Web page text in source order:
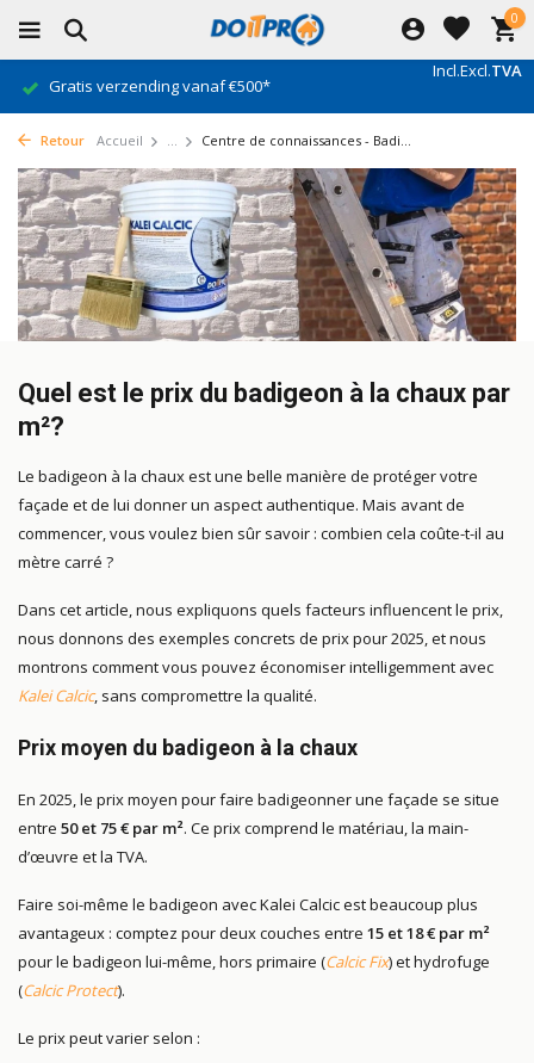
0
Incl.Excl.TVA
Gratis verzending vanaf €500*
Retour Accueil ... Centre de connaissances - Badi...
Quel est le prix du badigeon à la chaux par
m²?
Le badigeon à la chaux est une belle manière de protéger votre
façade et de lui donner un aspect authentique. Mais avant de
commencer, vous voulez bien sûr savoir : combien cela coûte-t-il au
mètre carré ?
Dans cet article, nous expliquons quels facteurs influencent le prix,
nous donnons des exemples concrets de prix pour 2025, et nous
montrons comment vous pouvez économiser intelligemment avec
Kalei Calcic, sans compromettre la qualité.
Prix moyen du badigeon à la chaux
En 2025, le prix moyen pour faire badigeonner une façade se situe
entre 50 et 75 € par m². Ce prix comprend le matériau, la main-
d’œuvre et la TVA.
Faire soi-même le badigeon avec Kalei Calcic est beaucoup plus
avantageux : comptez pour deux couches entre 15 et 18 € par m²
pour le badigeon lui-même, hors primaire (Calcic Fix) et hydrofuge
(Calcic Protect).
Le prix peut varier selon :